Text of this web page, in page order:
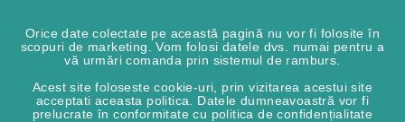
Orice date colectate pe această pagină nu vor fi folosite în
scopuri de marketing. Vom folosi datele dvs. numai pentru a
vă urmări comanda prin sistemul de ramburs.
Acest site foloseste cookie-uri, prin vizitarea acestui site
acceptati aceasta politica. Datele dumneavoastră vor fi
prelucrate în conformitate cu politica de confidențialitate